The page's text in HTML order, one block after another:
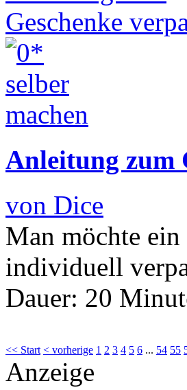
Anleitung zum
von Dice
Man möchte
individuell
Dauer: 20
<< Start < vorherige 1 2 3 4 5 6 ... 54 55
Anzeige